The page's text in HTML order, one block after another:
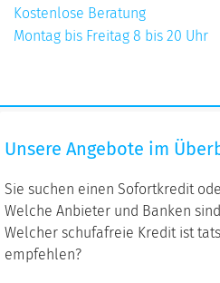
Kostenlose Beratung
Montag bis Freitag 8 bis 20 Uhr
Unsere Angebote im
Sie suchen einen Sofortkredit
Welche Anbieter und Banken
Welcher schufafreie Kredit ist
empfehlen?